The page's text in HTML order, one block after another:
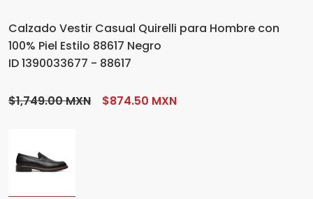
Calzado Vestir Casual Quirelli para Hombre con
100% Piel Estilo 88617 Negro
ID 1390033677 - 88617
$1,749.00 MXN $874.50 MXN